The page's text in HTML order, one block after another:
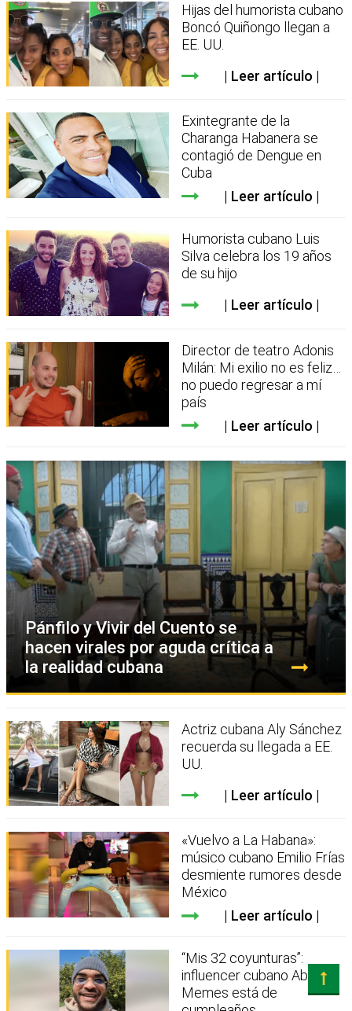
Hijas del humorista cubano
Boncó Quiñongo llegan a
EE. UU.
Leer artículo
Exintegrante de la
Charanga Habanera se
contagió de Dengue en
Cuba
Leer artículo
Humorista cubano Luis
Silva celebra los 19 años
de su hijo
Leer artículo
Director de teatro Adonis
Milán: Mi exilio no es feliz…
no puedo regresar a mí
país
Leer artículo
Pánfilo y Vivir del Cuento se
hacen virales por aguda crítica a
la realidad cubana
Actriz cubana Aly Sánchez
recuerda su llegada a EE.
UU.
Leer artículo
«Vuelvo a La Habana»:
músico cubano Emilio Frías
desmiente rumores desde
México
Leer artículo
“Mis 32 coyunturas”:
influencer cubano Abejas
Memes está de